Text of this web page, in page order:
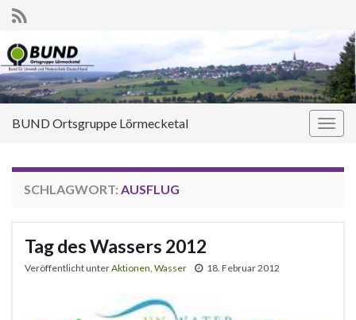
BUND Ortsgruppe Lörmecketal
SCHLAGWORT: AUSFLUG
Tag des Wassers 2012
Veröffentlicht unterAktionen, Wasser 18. Februar 2012